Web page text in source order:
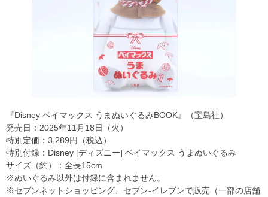
『Disney ベイマックス うまぬいぐるみBOOK』（宝島社）
発売日：2025年11月18日（火）
特別定価：3,289円（税込）
特別付録：Disney [ディズニー] ベイマックス うまぬいぐるみ
サイズ（約）：全長15cm
※ぬいぐるみ以外は付録に含まれません。
※セブンネットショッピング、セブン‐イレブンで販売（一部の店舗